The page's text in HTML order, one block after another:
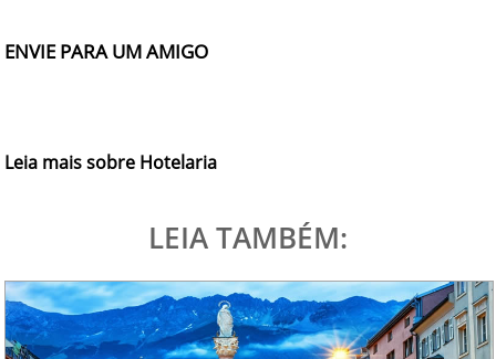
ENVIE PARA UM AMIGO
Leia mais sobre Hotelaria
LEIA TAMBÉM: